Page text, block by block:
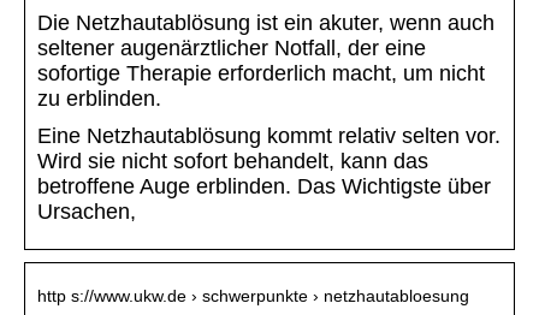
Die Netzhautablösung ist ein akuter, wenn auch
seltener augenärztlicher Notfall, der eine
sofortige Therapie erforderlich macht, um nicht
zu erblinden.
Eine Netzhautablösung kommt relativ selten vor.
Wird sie nicht sofort behandelt, kann das
betroffene Auge erblinden. Das Wichtigste über
Ursachen,
http s://www.ukw.de › schwerpunkte › netzhautabloesung